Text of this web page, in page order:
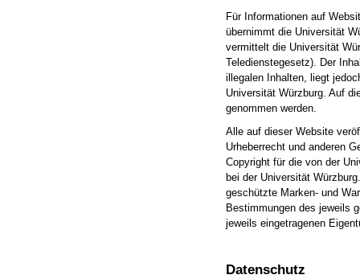
Für Informationen auf
übernimmt die Universität
vermittelt die Universität
Teledienstegesetz). Der
illegalen Inhalten, liegt
Universität Würzburg. Auf
genommen werden.
Alle auf dieser Website
Urheberrecht und anderen
Copyright für die von der
bei der Universität
geschützte Marken- und
Bestimmungen des jeweils
jeweils eingetragenen
Datenschutz